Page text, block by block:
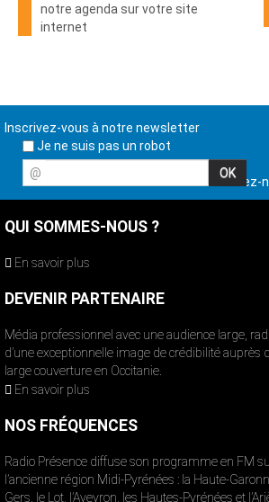
notre agenda sur votre site
internet
Inscrivez-vous à notre newsletter
Je ne suis pas un robot
@
Suivez-
QUI SOMMES-NOUS ?
En savoir plus
DEVENIR PARTENAIRE
Média professionnel avec une audience large,
d’une exceptionnelle image de crédibilité auprès
large couverture en Occitanie.
En savoir plus
NOS FRÉQUENCES
Radio Présence diffuse son programme en FM
l’ancienne région Midi-Pyrénées : la Haute-
Gers, le Lot, l’Aveyron, les Hautes-Pyrénées et